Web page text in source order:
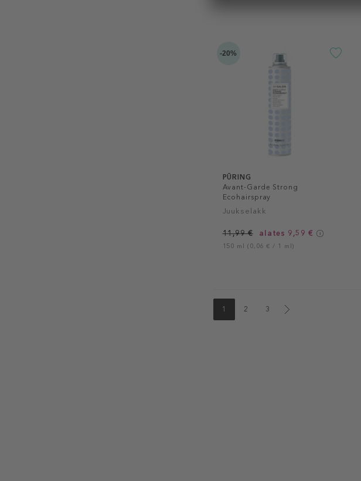
-20%
PŪRING
Avant-Garde Strong
Ecohairspray
Juukselakk
11,99 € alates 9,59 €
150 ml (0,06 € / 1 ml)
1 2 3